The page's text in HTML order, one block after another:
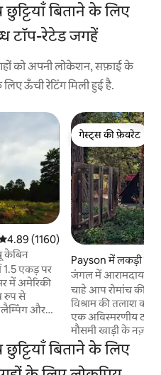
बिताने के लिए
टॉप-रेटेड जगहें
को अपनी लोकेशन, सफ़ाई के
ऊँची रेटिंग मिली हुई है.
रेटिंग 5 में से 4.89, 1160 समीक्षाएँ
4.89 (1160)
केबिन
1.5 एकड़ पर
में अमेरिकी
रुप से
और
की दूरी
मिनट की दूरी
गेस्ट्स की फ़ेवरेट
गेस्ट्स की फ़ेवरेट
Payson में लकड़ी का
जंगल में आरामदायक
चाहे आप रोमांच की
विश्राम की तलाश कर
एक अविस्मरणीय
मौसमी खाड़ी के
करें या टोंटो नेचुरल
आस - पास के दर्शनीय
बाहर निकलें। पूरी तरह से स्टॉक किया हुआ किचन
बिताने के लिए